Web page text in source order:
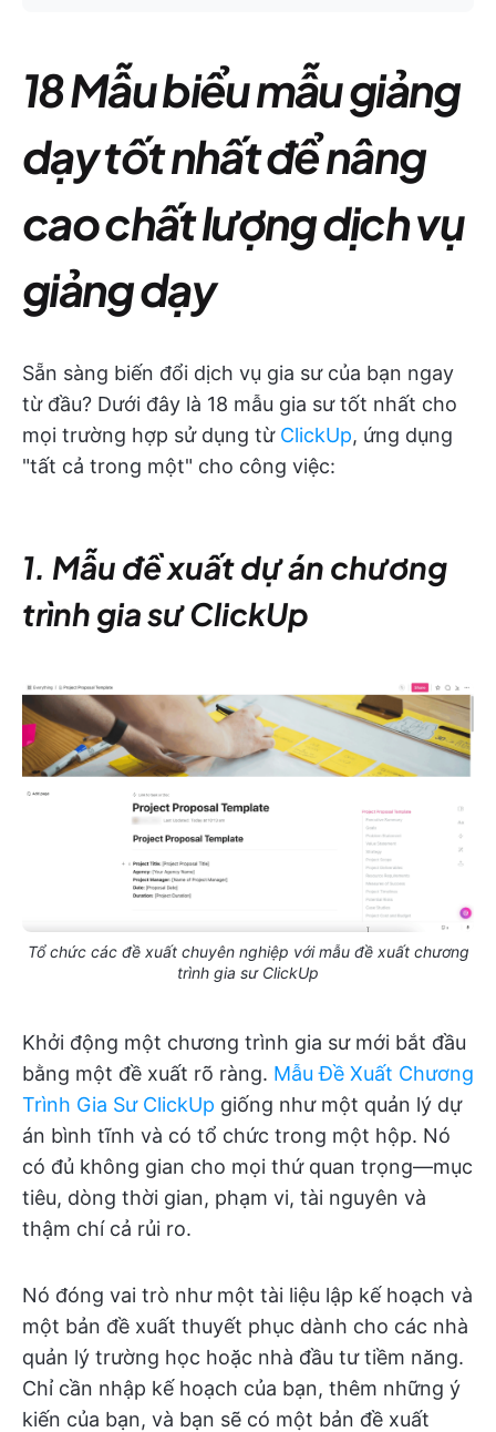
18 Mẫu biểu mẫu giảng
dạy tốt nhất để nâng
cao chất lượng dịch vụ
giảng dạy
Sẵn sàng biến đổi dịch vụ gia sư của bạn ngay
từ đầu? Dưới đây là 18 mẫu gia sư tốt nhất cho
mọi trường hợp sử dụng từ ClickUp, ứng dụng
"tất cả trong một" cho công việc:
1. Mẫu đề xuất dự án chương
trình gia sư ClickUp
Tổ chức các đề xuất chuyên nghiệp với mẫu đề xuất chương
trình gia sư ClickUp
Khởi động một chương trình gia sư mới bắt đầu
bằng một đề xuất rõ ràng. Mẫu Đề Xuất Chương
Trình Gia Sư ClickUp giống như một quản lý dự
án bình tĩnh và có tổ chức trong một hộp. Nó
có đủ không gian cho mọi thứ quan trọng—mục
tiêu, dòng thời gian, phạm vi, tài nguyên và
thậm chí cả rủi ro.
Nó đóng vai trò như một tài liệu lập kế hoạch và
một bản đề xuất thuyết phục dành cho các nhà
quản lý trường học hoặc nhà đầu tư tiềm năng.
Chỉ cần nhập kế hoạch của bạn, thêm những ý
kiến của bạn, và bạn sẽ có một bản đề xuất